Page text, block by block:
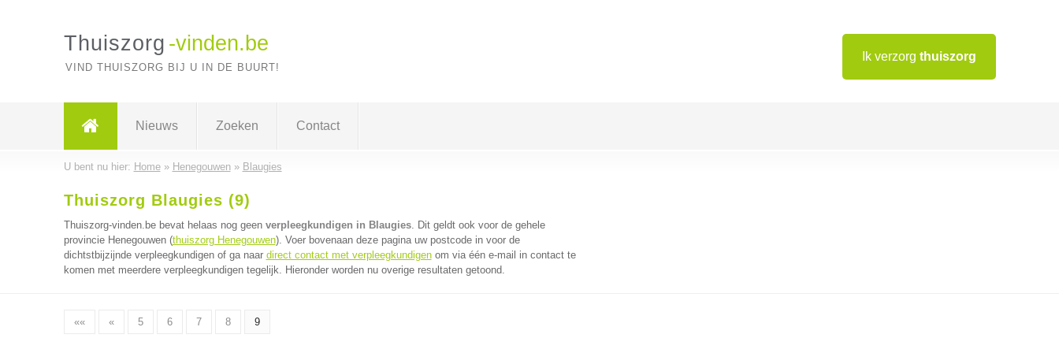
Ik verzorg thuiszorg
Thuiszorg -vinden.be
VIND THUISZORG BIJ U IN DE BUURT!
Nieuws Zoeken Contact
U bent nu hier: Home» Henegouwen» Blaugies
Thuiszorg Blaugies (9)
Thuiszorg-vinden.be bevat helaas nog geen verpleegkundigen in Blaugies. Dit geldt ook voor de gehele
provincie Henegouwen (thuiszorg Henegouwen). Voer bovenaan deze pagina uw postcode in voor de
dichtstbijzijnde verpleegkundigen of ga naar direct contact met verpleegkundigenom via één e-mail in contact te
komen met meerdere verpleegkundigen tegelijk. Hieronder worden nu overige resultaten getoond.
«« « 5 6 7 8 9